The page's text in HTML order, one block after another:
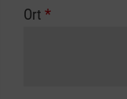
Ort *